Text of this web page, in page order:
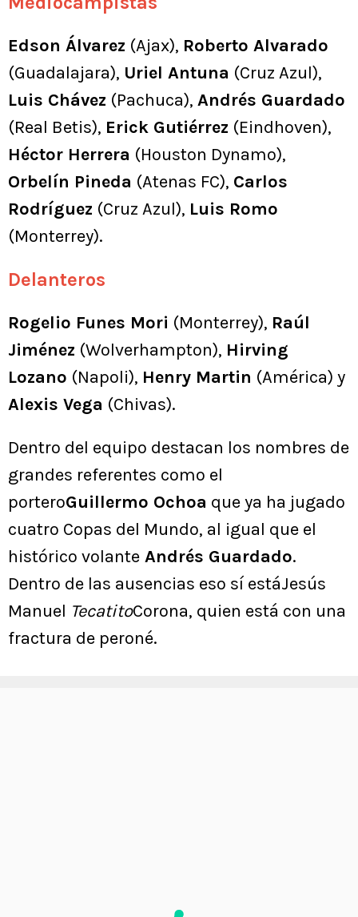
Edson Álvarez (Ajax), Roberto Alvarado
(Guadalajara), Uriel Antuna (Cruz Azul),
Luis Chávez (Pachuca), Andrés Guardado
(Real Betis), Erick Gutiérrez (Eindhoven),
Héctor Herrera (Houston Dynamo),
Orbelín Pineda (Atenas FC), Carlos
Rodríguez (Cruz Azul), Luis Romo
(Monterrey).
Delanteros
Rogelio Funes Mori (Monterrey), Raúl
Jiménez (Wolverhampton), Hirving
Lozano (Napoli), Henry Martin (América) y
Alexis Vega (Chivas).
Dentro del equipo destacan los nombres de
grandes referentes como el
porteroGuillermo Ochoa que ya ha jugado
cuatro Copas del Mundo, al igual que el
histórico volante Andrés Guardado.
Dentro de las ausencias eso sí estáJesús
Manuel TecatitoCorona, quien está con una
fractura de peroné.